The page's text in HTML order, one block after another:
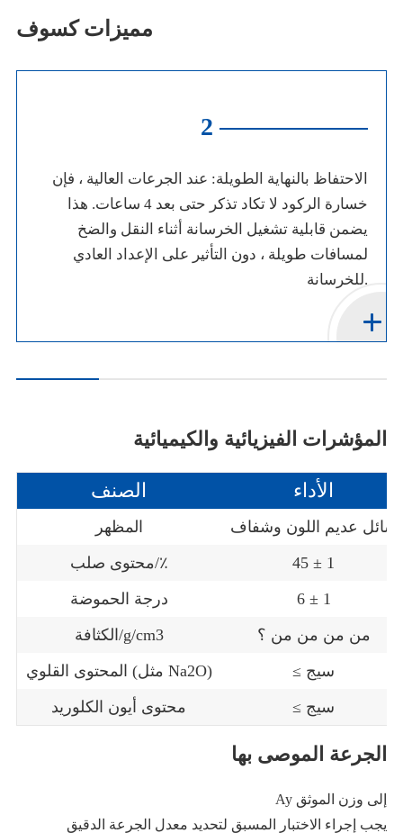
مميزات كسوف
2
الاحتفاظ بالنهاية الطويلة: عند الجرعات العالية ، فإن
خسارة الركود لا تكاد تذكر حتى بعد 4 ساعات. هذا
يضمن قابلية تشغيل الخرسانة أثناء النقل والضخ
لمسافات طويلة ، دون التأثير على الإعداد العادي
للخرسانة.
المؤشرات الفيزيائية والكيميائية
الصنف الأداء
المظهر
سائل عديم اللون وشفاف
محتوى صلب/٪
45 ± 1
درجة الحموضة
6 ± 1
الكثافة/g/cm3
من من من من ؟
المحتوى القلوي (مثل Na2O)
≤ سيج
محتوى أيون الكلوريد
≤ سيج
الجرعة الموصى بها
Ay إلى وزن الموثق
يجب إجراء الاختبار المسبق لتحديد معدل الجرعة الدقيق